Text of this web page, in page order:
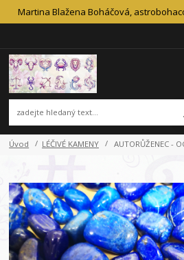
Martina Blažena Boháčová,
Úvod LÉČIVÉ KAMENY AUTORŮŽENEC -